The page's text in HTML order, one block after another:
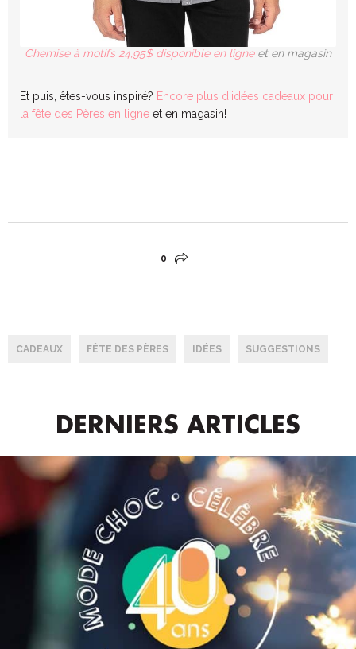
Chemise à motifs 24,95$ disponible en ligneet en magasin
Et puis, êtes-vous inspiré? Encore plus d’idées cadeaux pour
la fête des Pères en ligne et en magasin!
0
CADEAUX FÊTE DES PÈRES IDÉES SUGGESTIONS
DERNIERS ARTICLES